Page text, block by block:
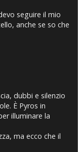
seguire il mio
anche se so che
dubbi e silenzio
È Pyros in
illuminare la
ma ecco che il